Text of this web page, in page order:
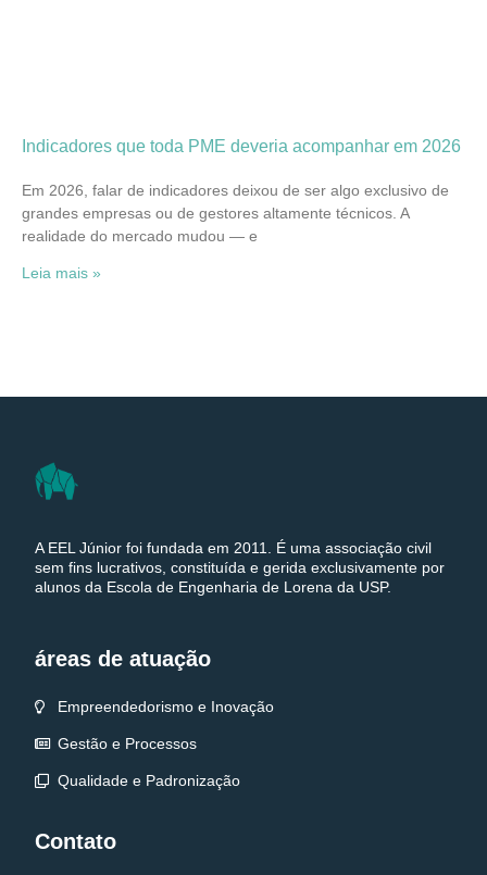
Indicadores que toda PME deveria acompanhar em 2026
Em 2026, falar de indicadores deixou de ser algo exclusivo de
grandes empresas ou de gestores altamente técnicos. A
realidade do mercado mudou — e
Leia mais »
A EEL Júnior foi fundada em 2011. É uma associação civil
sem fins lucrativos, constituída e gerida exclusivamente por
alunos da Escola de Engenharia de Lorena da USP.
áreas de atuação
Empreendedorismo e Inovação
Gestão e Processos
Qualidade e Padronização
Contato